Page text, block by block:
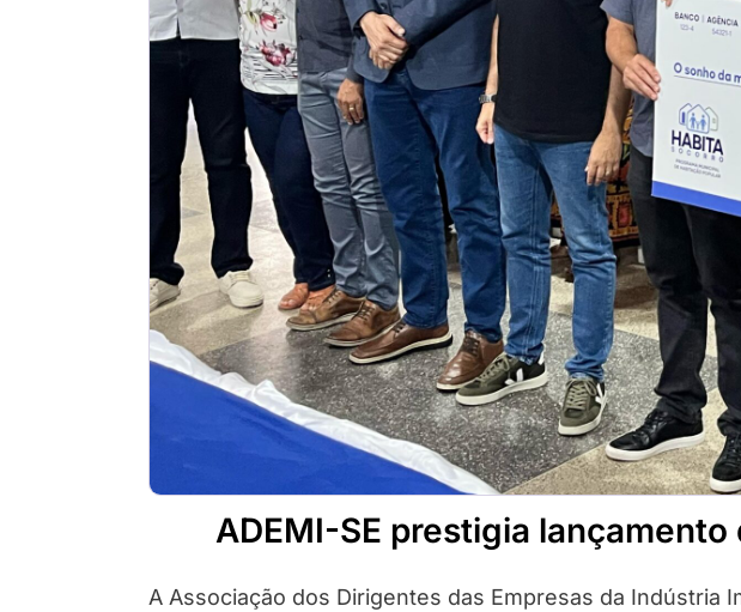
ADEMI-SE prestigia
A Associação dos Dirigentes das Empresas da Indústria